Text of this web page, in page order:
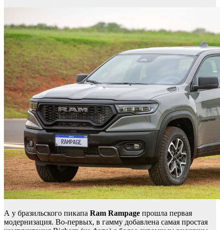
А у бразильского пикапа Ram Rampage прошла первая
модернизация. Во-первых, в гамму добавлена самая простая